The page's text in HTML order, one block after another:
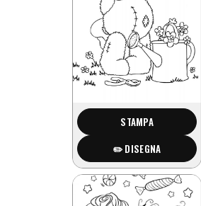
STAMPA
✏️ DISEGNA